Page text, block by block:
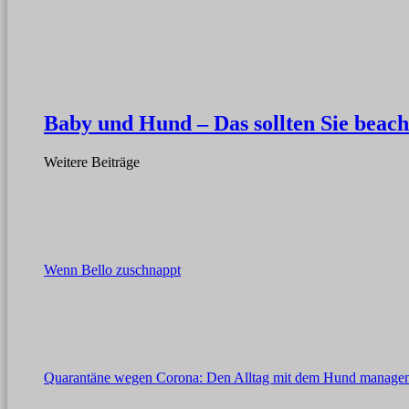
Baby und Hund – Das sollten Sie
Weitere Beiträge
Wenn Bello zuschnappt
Quarantäne wegen Corona: Den Alltag mit dem Hund